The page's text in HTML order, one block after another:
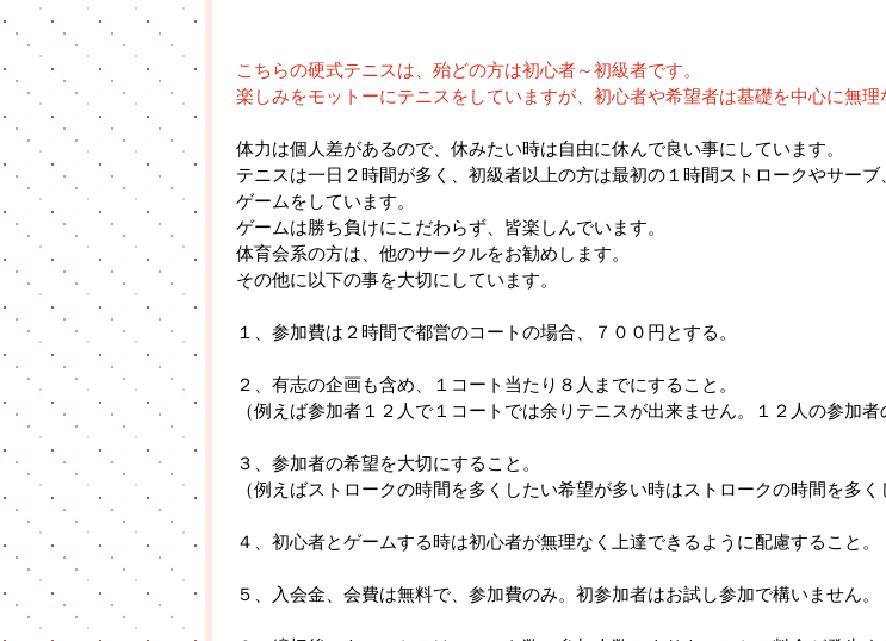
こちらの硬式テニスは、殆どの方は初心者～初級者です。
楽しみをモットーにテニスをしていますが、初心者や希望者は基礎を中心に無理
体力は個人差があるので、休みたい時は自由に休んで良い事にしています。
テニスは一日２時間が多く、初級者以上の方は最初の１時間ストロークやサー
ゲームをしています。
ゲームは勝ち負けにこだわらず、皆楽しんでいます。
体育会系の方は、他のサークルをお勧めします。
その他に以下の事を大切にしています。
１、参加費は２時間で都営のコートの場合、７００円とする。
２、有志の企画も含め、１コート当たり８人までにすること。
（例えば参加者１２人で１コートでは余りテニスが出来ません。１２人の参加者
３、参加者の希望を大切にすること。
（例えばストロークの時間を多くしたい希望が多い時はストロークの時間を多
４、初心者とゲームする時は初心者が無理なく上達できるように配慮すること。
５、入会金、会費は無料で、参加費のみ。初参加者はお試し参加で構いません。